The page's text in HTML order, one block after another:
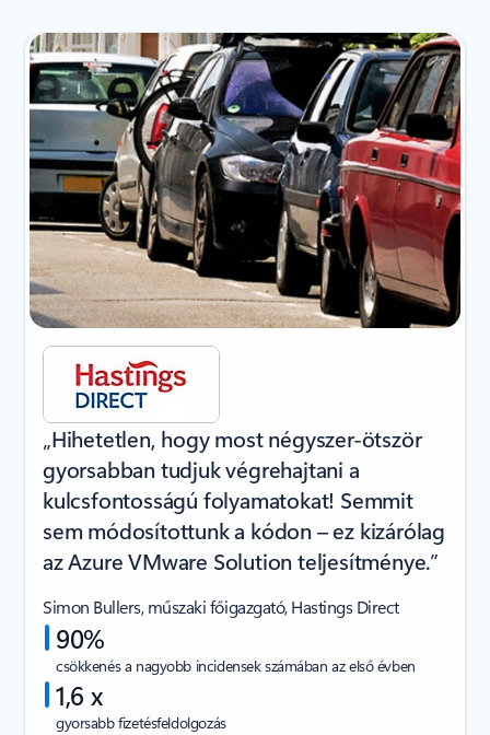
Dia {0} {1} jelzője
„Hihetetlen, hogy most négyszer-ötször
gyorsabban tudjuk végrehajtani a
kulcsfontosságú folyamatokat! Semmit
sem módosítottunk a kódon – ez kizárólag
az Azure VMware Solution teljesítménye.”
Simon Bullers, műszaki főigazgató, Hastings Direct
90%
csökkenés a nagyobb incidensek számában az első évben
1,6 x
gyorsabb fizetésfeldolgozás